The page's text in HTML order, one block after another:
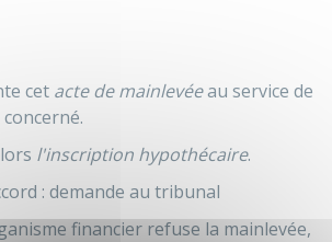
cet acte de mainlevéeau service de
l'inscription hypothécaire.
: demande au tribunal
financier refuse la mainlevée,